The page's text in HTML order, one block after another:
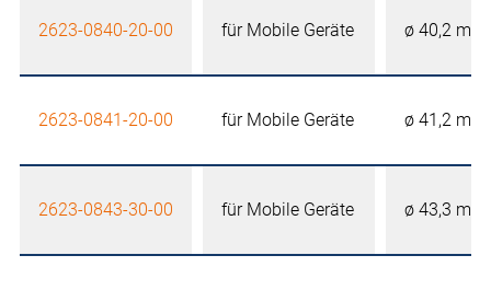
2623-0840-20-00 für Mobile Geräte ø 40,2 mm
2623-0841-20-00 für Mobile Geräte ø 41,2 mm
2623-0843-30-00 für Mobile Geräte ø 43,3 mm